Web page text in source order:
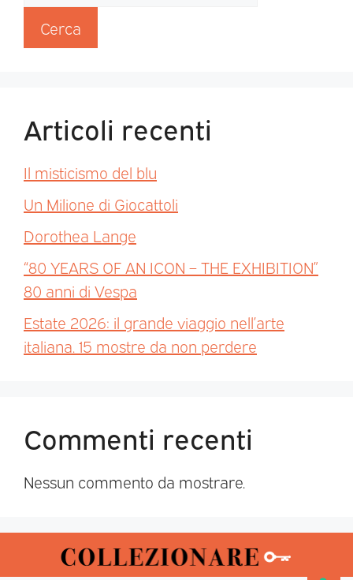
Cerca
Articoli recenti
Il misticismo del blu
Un Milione di Giocattoli
Dorothea Lange
“80 YEARS OF AN ICON – THE EXHIBITION”
80 anni di Vespa
Estate 2026: il grande viaggio nell’arte
italiana. 15 mostre da non perdere
Commenti recenti
Nessun commento da mostrare.